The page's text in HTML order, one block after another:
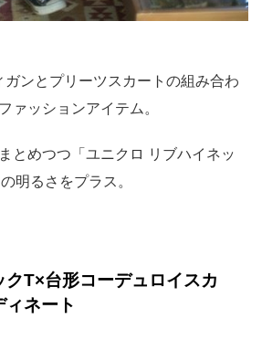
ンとプリーツスカートの組み合わ
ァッションアイテム。
とめつつ「ユニクロ リブハイネッ
明るさをプラス。
クT×台形コーデュロイスカ
ィネート